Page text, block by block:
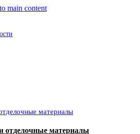
main content
материалы
отделочные материалы